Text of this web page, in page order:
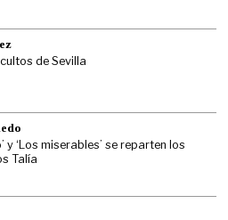
de Sevilla
y ‘Los miserables’ se reparten los
Talía